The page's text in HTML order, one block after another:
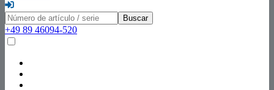
Buscar
+49 89 46094-520